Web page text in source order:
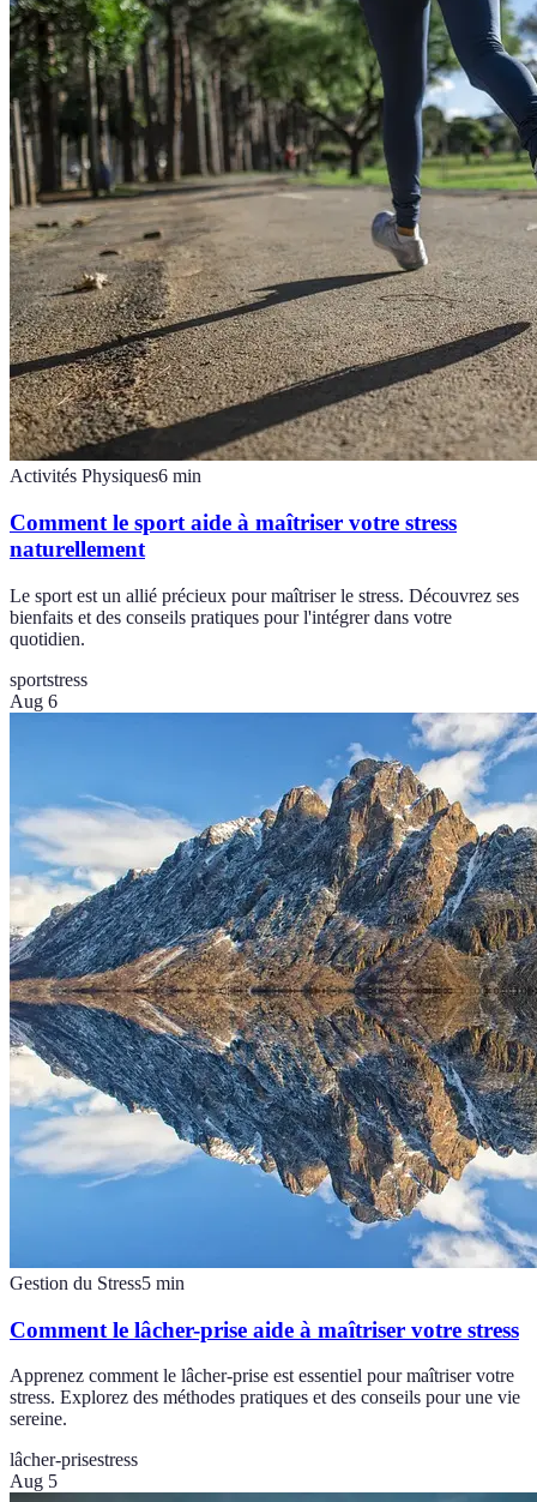
Activités Physiques6 min
Comment le sport aide à maîtriser votre stress
naturellement
Le sport est un allié précieux pour maîtriser le stress. Découvrez ses
bienfaits et des conseils pratiques pour l'intégrer dans votre
quotidien.
sportstress
Aug 6
Gestion du Stress5 min
Comment le lâcher-prise aide à maîtriser votre stress
Apprenez comment le lâcher-prise est essentiel pour maîtriser votre
stress. Explorez des méthodes pratiques et des conseils pour une vie
sereine.
lâcher-prisestress
Aug 5